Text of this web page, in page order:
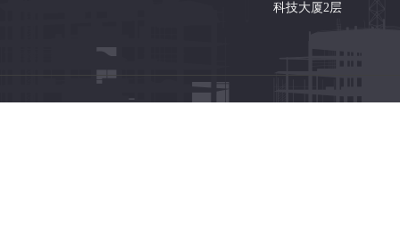
科技大厦2层